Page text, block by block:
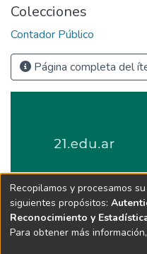
Colecciones
Contador Público
Página completa del
Recopilamos y procesamos
siguientes propósitos:
Reconocimiento y
Para obtener más